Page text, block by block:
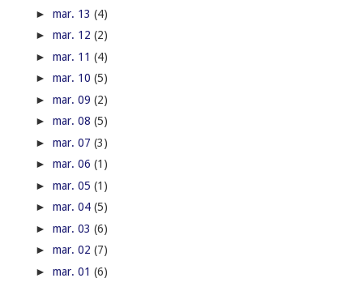
► mar. 13 (4)
► mar. 12 (2)
► mar. 11 (4)
► mar. 10 (5)
► mar. 09 (2)
► mar. 08 (5)
► mar. 07 (3)
► mar. 06 (1)
► mar. 05 (1)
► mar. 04 (5)
► mar. 03 (6)
► mar. 02 (7)
► mar. 01 (6)